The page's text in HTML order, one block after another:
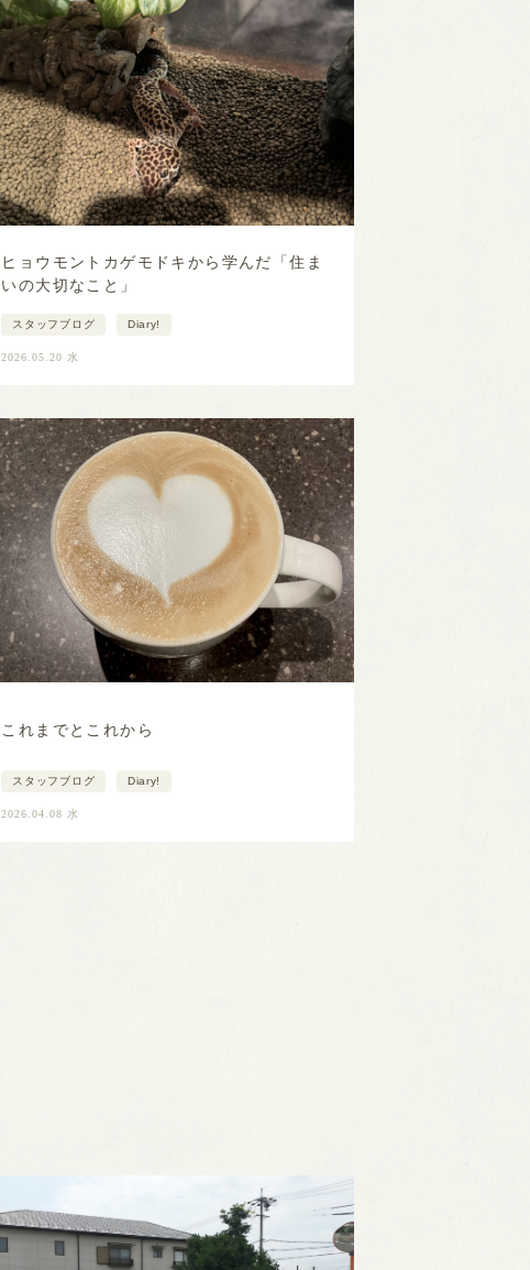
ヒョウモントカゲモドキから学んだ「住ま
いの大切なこと」
スタッフブログ Diary!
2026.05.20 水
これまでとこれから
スタッフブログ Diary!
2026.04.08 水